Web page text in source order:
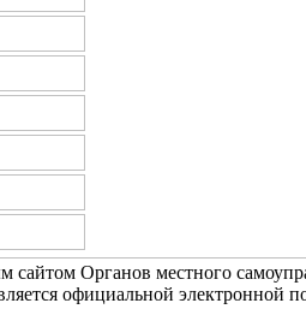
сайтом Органов местного
официальной электронной